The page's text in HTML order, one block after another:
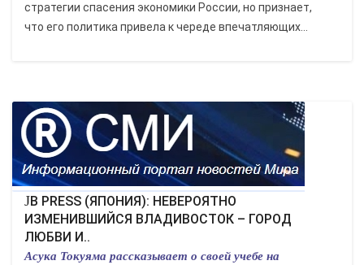
стратегии спасения экономики России, но признает,
что его политика привела к череде впечатляющих...
JB PRESS (ЯПОНИЯ): НЕВЕРОЯТНО
ИЗМЕНИВШИЙСЯ ВЛАДИВОСТОК – ГОРОД
ЛЮБВИ И..
Асука Токуяма рассказывает о своей учебе на